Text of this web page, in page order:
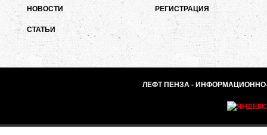
НОВОСТИ
СТАТЬИ
РЕГИСТРАЦИЯ
ЛЕФТ ПЕНЗА - ИНФОРМАЦИОННО-